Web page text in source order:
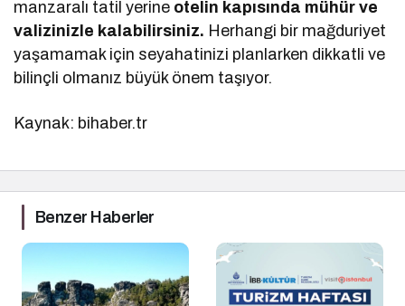
manzaralı tatil yerine otelin kapısında mühür ve
valizinizle kalabilirsiniz. Herhangi bir mağduriyet
yaşamamak için seyahatinizi planlarken dikkatli ve
bilinçli olmanız büyük önem taşıyor.
Kaynak: bihaber.tr
Benzer Haberler